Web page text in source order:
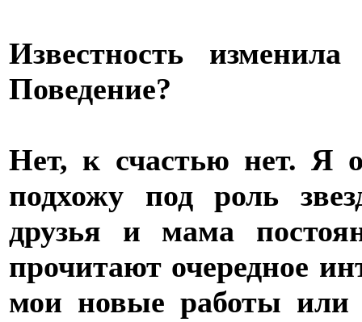
Известность
Поведение?
Нет, к счастью нет. Я
подхожу под роль
друзья и мама
прочитают очередное
мои новые работы или